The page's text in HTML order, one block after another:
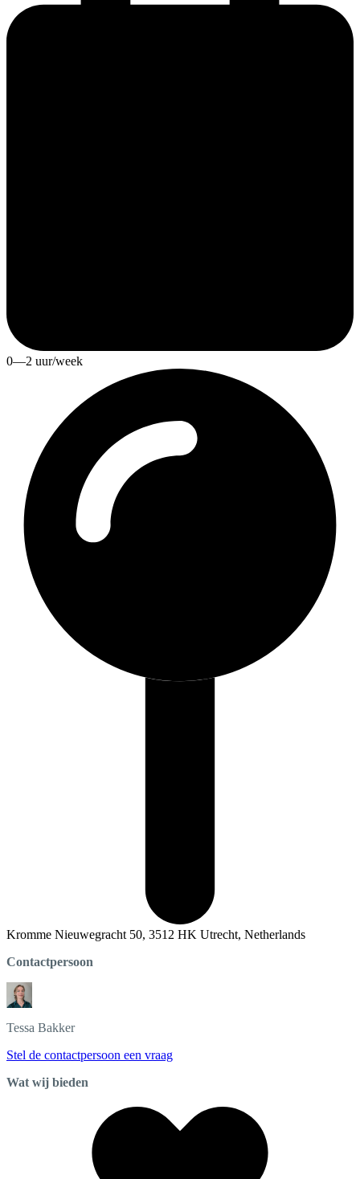
0—2 uur/week
Kromme Nieuwegracht 50, 3512 HK Utrecht, Netherlands
Contactpersoon
Tessa Bakker
Stel de contactpersoon een vraag
Wat wij bieden